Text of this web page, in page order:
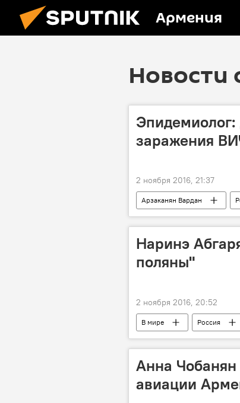
Армения
Новости
заражения
2 ноября 2016, 21:37
Арзаканян Вардан
Наринэ
поляны"
2 ноября 2016, 20:52
В мире Россия
вручение литературной
Анна
авиации